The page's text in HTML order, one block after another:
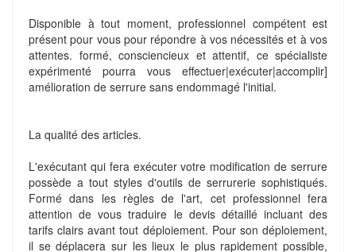
Disponible à tout moment, professionnel compétent est
présent pour vous pour répondre à vos nécessités et à vos
attentes. formé, consciencieux et attentif, ce spécialiste
expérimenté pourra vous effectuer|exécuter|accomplir]
amélioration de serrure sans endommagé l'initial.
La qualité des articles.
L'exécutant qui fera exécuter votre modification de serrure
possède a tout styles d'outils de serrurerie sophistiqués.
Formé dans les règles de l'art, cet professionnel fera
attention de vous traduire le devis détaillé incluant des
tarifs clairs avant tout déploiement. Pour son déploiement,
il se déplacera sur les lieux le plus rapidement possible,